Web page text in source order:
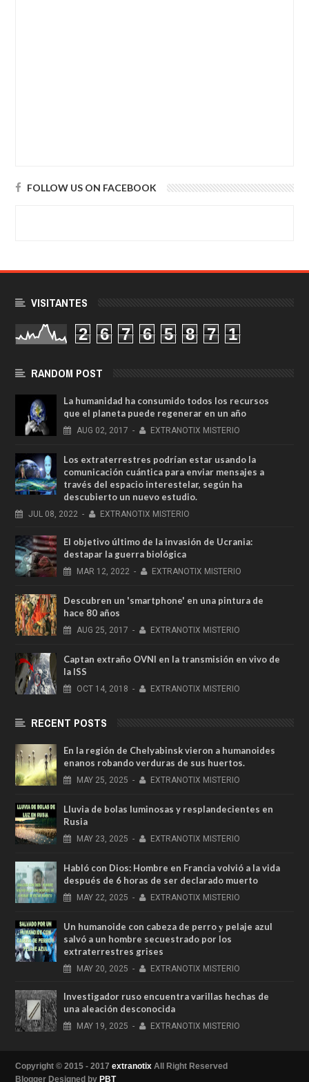
FOLLOW US ON FACEBOOK
VISITANTES
2 6 7 6 5 8 7 1
RANDOM POST
La humanidad ha consumido todos los recursos
que el planeta puede regenerar en un año
AUG 02, 2017 - EXTRANOTIX MISTERIO
Los extraterrestres podrían estar usando la
comunicación cuántica para enviar mensajes a
través del espacio interestelar, según ha
descubierto un nuevo estudio.
JUL 08, 2022 - EXTRANOTIX MISTERIO
El objetivo último de la invasión de Ucrania:
destapar la guerra biológica
MAR 12, 2022 - EXTRANOTIX MISTERIO
Descubren un 'smartphone' en una pintura de
hace 80 años
AUG 25, 2017 - EXTRANOTIX MISTERIO
Captan extraño OVNI en la transmisión en vivo de
la ISS
OCT 14, 2018 - EXTRANOTIX MISTERIO
RECENT POSTS
En la región de Chelyabinsk vieron a humanoides
enanos robando verduras de sus huertos.
MAY 25, 2025 - EXTRANOTIX MISTERIO
Lluvia de bolas luminosas y resplandecientes en
Rusia
MAY 23, 2025 - EXTRANOTIX MISTERIO
Habló con Dios: Hombre en Francia volvió a la vida
después de 6 horas de ser declarado muerto
MAY 22, 2025 - EXTRANOTIX MISTERIO
Un humanoide con cabeza de perro у pelaje azul
salvó a un hombre secuestrado por los
extraterrestres grises
MAY 20, 2025 - EXTRANOTIX MISTERIO
Investigador ruso encuentra varillas hechas de
una aleación desconocida
MAY 19, 2025 - EXTRANOTIX MISTERIO
Copyright © 2015 - 2017 extranotix All Right Reserved
Blogger Designed by PBT